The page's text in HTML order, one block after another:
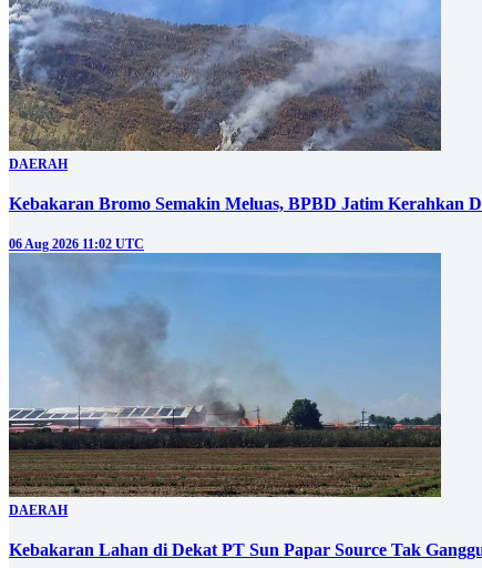
DAERAH
Kebakaran Bromo Semakin Meluas, BPBD Jatim Kerahkan
06 Aug 2026 11:02 UTC
DAERAH
Kebakaran Lahan di Dekat PT Sun Papar Source Tak